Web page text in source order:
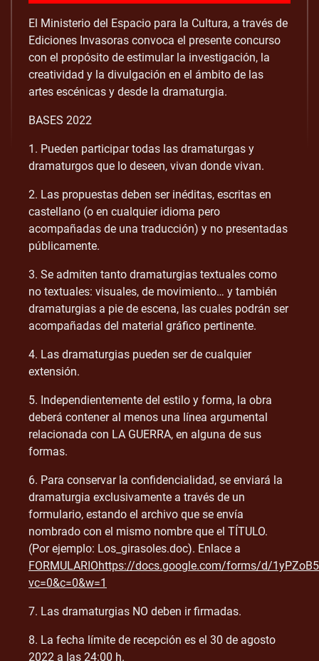
El Ministerio del Espacio para la Cultura, a través de
Ediciones Invasoras convoca el presente concurso
con el propósito de estimular la investigación, la
creatividad y la divulgación en el ámbito de las
artes escénicas y desde la dramaturgia.
BASES 2022
1. Pueden participar todas las dramaturgas y
dramaturgos que lo deseen, vivan donde vivan.
2. Las propuestas deben ser inéditas, escritas en
castellano (o en cualquier idioma pero
acompañadas de una traducción) y no presentadas
públicamente.
3. Se admiten tanto dramaturgias textuales como
no textuales: visuales, de movimiento… y también
dramaturgias a pie de escena, las cuales podrán ser
acompañadas del material gráfico pertinente.
4. Las dramaturgias pueden ser de cualquier
extensión.
5. Independientemente del estilo y forma, la obra
deberá contener al menos una línea argumental
relacionada con LA GUERRA, en alguna de sus
formas.
6. Para conservar la confidencialidad, se enviará la
dramaturgia exclusivamente a través de un
formulario, estando el archivo que se envía
nombrado con el mismo nombre que el TÍTULO.
(Por ejemplo: Los_girasoles.doc). Enlace a
FORMULARIOhttps://docs.google.com/forms/d/
vc=0&c=0&w=1
7. Las dramaturgias NO deben ir firmadas.
8. La fecha límite de recepción es el 30 de agosto
2022 a las 24:00 h.